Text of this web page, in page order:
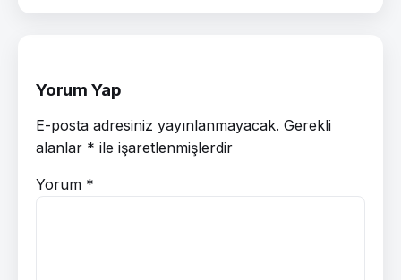
Yorum Yap
E-posta adresiniz yayınlanmayacak. Gerekli
alanlar * ile işaretlenmişlerdir
Yorum *